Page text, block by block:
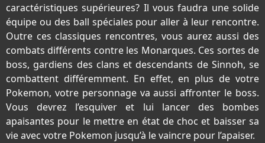
caractéristiques supérieures? Il vous faudra une solide
équipe ou des ball spéciales pour aller à leur rencontre.
Outre ces classiques rencontres, vous aurez aussi des
combats différents contre les Monarques. Ces sortes de
boss, gardiens des clans et descendants de Sinnoh, se
combattent différemment. En effet, en plus de votre
Pokemon, votre personnage va aussi affronter le boss.
Vous devrez l’esquiver et lui lancer des bombes
apaisantes pour le mettre en état de choc et baisser sa
vie avec votre Pokemon jusqu’à le vaincre pour l’apaiser.